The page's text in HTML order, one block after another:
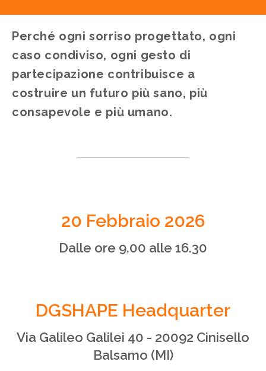
Perché ogni sorriso progettato, ogni
caso condiviso, ogni gesto di
partecipazione contribuisce a
costruire un futuro più sano, più
consapevole e più umano.
20 Febbraio 2026
Dalle ore 9.00 alle 16.30
DGSHAPE Headquarter
Via Galileo Galilei 40 - 20092 Cinisello
Balsamo (MI)